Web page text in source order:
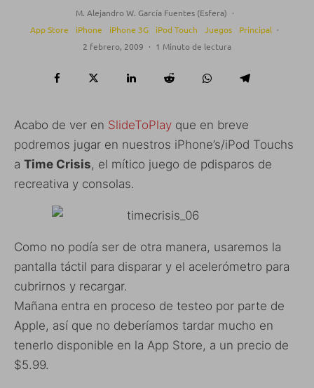
M. Alejandro W. García Fuentes (Esfera) ·
App Store
iPhone iPhone 3G iPod Touch Juegos Principal ·
2 febrero, 2009 · 1 Minuto de lectura
Acabo de ver en SlideToPlay que en breve
podremos jugar en nuestros iPhone’s/iPod Touchs
a Time Crisis, el mítico juego de pdisparos de
recreativa y consolas.
Como no podía ser de otra manera, usaremos la
pantalla táctil para disparar y el acelerómetro para
cubrirnos y recargar.
Mañana entra en proceso de testeo por parte de
Apple, así que no deberíamos tardar mucho en
tenerlo disponible en la App Store, a un precio de
$5.99.